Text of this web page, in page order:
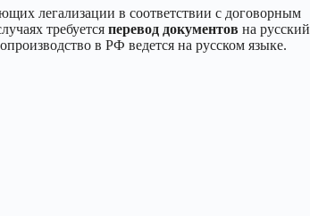
легализации в соответствии с договорным
требуется перевод документов на русский
в РФ ведется на русском языке.